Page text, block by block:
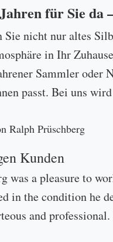
für Sie da
Sie nicht nur altes
in Ihr
Sammler oder
passt. Bei uns
Ralph Prüschberg
Kunden
was a pleasure to
in the condition he
and